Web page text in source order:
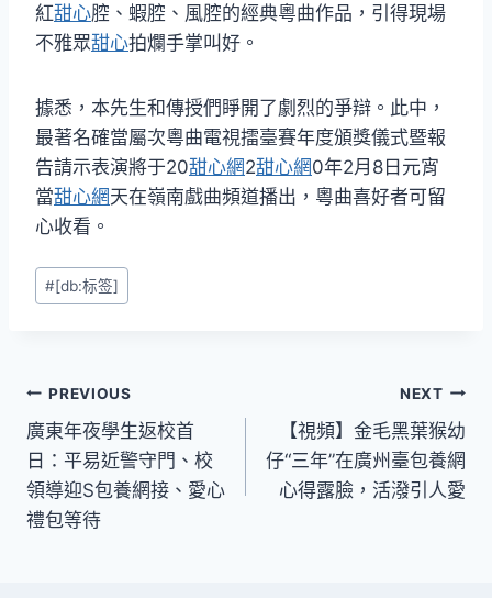
紅甜心腔、蝦腔、風腔的經典粵曲作品，引得現場
不雅眾甜心拍爛手掌叫好。
據悉，本先生和傳授們睜開了劇烈的爭辯。此中，
最著名確當屬次粵曲電視擂臺賽年度頒獎儀式暨報
告請示表演將于20甜心網2甜心網0年2月8日元宵
當甜心網天在嶺南戲曲頻道播出，粵曲喜好者可留
心收看。
Post
Tags:
#[db:标签]
文
章
導
覽
PREVIOUS
廣東年夜學生返校首
日：平易近警守門、校
領導迎S包養網接、愛心
禮包等待
NEXT
【視頻】金毛黑葉猴幼
仔“三年”在廣州臺包養網
心得露臉，活潑引人愛